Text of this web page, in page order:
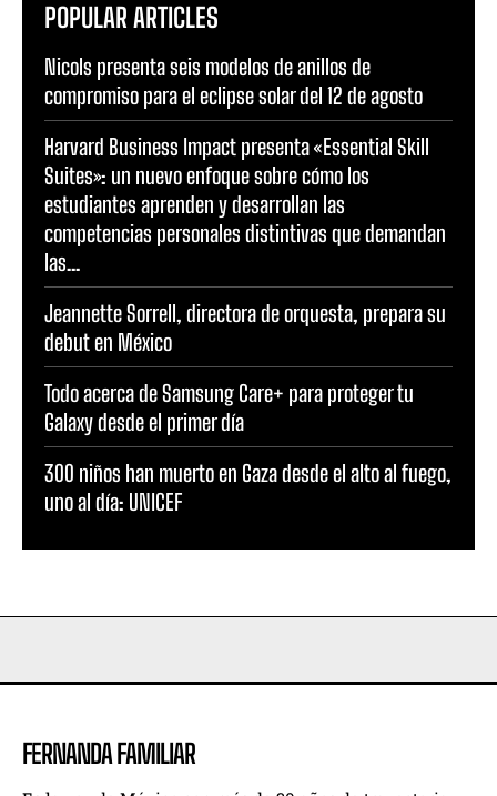
POPULAR ARTICLES
Nicols presenta seis modelos de anillos de
compromiso para el eclipse solar del 12 de agosto
Harvard Business Impact presenta «Essential Skill
Suites»: un nuevo enfoque sobre cómo los
estudiantes aprenden y desarrollan las
competencias personales distintivas que demandan
las...
Jeannette Sorrell, directora de orquesta, prepara su
debut en México
Todo acerca de Samsung Care+ para proteger tu
Galaxy desde el primer día
300 niños han muerto en Gaza desde el alto al fuego,
uno al día: UNICEF
FERNANDA FAMILIAR